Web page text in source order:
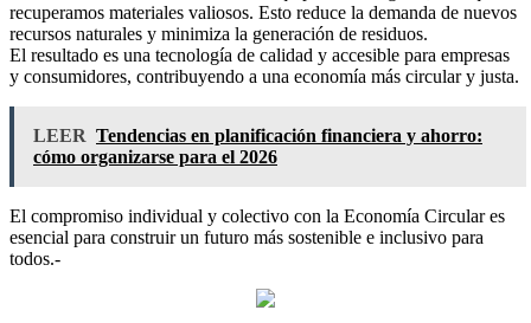
recuperamos materiales valiosos. Esto reduce la demanda de nuevos
recursos naturales y minimiza la generación de residuos.
El resultado es una tecnología de calidad y accesible para empresas
y consumidores, contribuyendo a una economía más circular y justa.
LEER Tendencias en planificación financiera y ahorro:
cómo organizarse para el 2026
El compromiso individual y colectivo con la Economía Circular es
esencial para construir un futuro más sostenible e inclusivo para
todos.-